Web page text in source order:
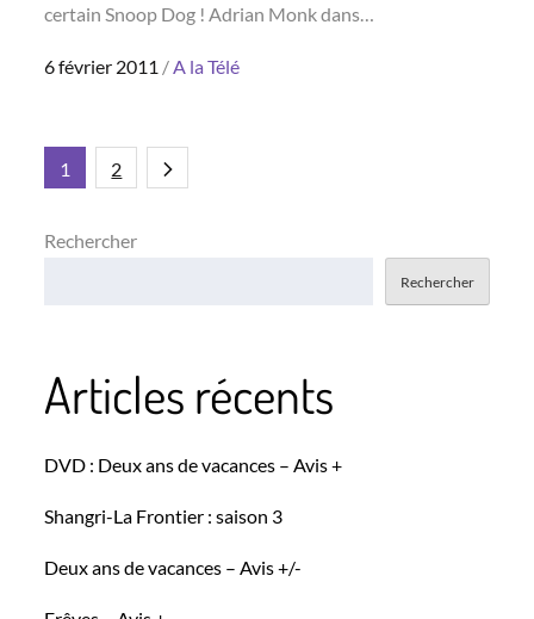
certain Snoop Dog ! Adrian Monk dans…
Posted
6 février 2011 A la Télé
Pagination
des
1 2
Rechercher
Rechercher
Articles récents
DVD : Deux ans de vacances – Avis +
Shangri-La Frontier : saison 3
Deux ans de vacances – Avis +/-